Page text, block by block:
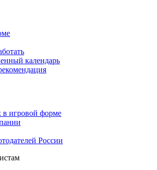
календарь
игровой форме
России